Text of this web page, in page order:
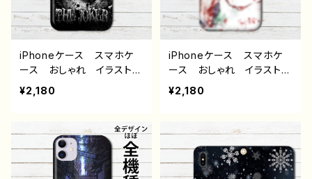
絵師 クリエイター タイト
ル：無垢と期待 作：栞音
F-5
師 オリジナル デザイ
ン グッズ タイトル：冥
花 作：nero
iPhoneケース スマホケ
ース おしゃれ イラスト
男性 かっこいい イケメ
ン クール エモい ロッ
デレ ホラー 高校生 男
子 iPhone17/16/15/14/1
3 AQUOS Xperia Go
oglepixel Android ア
¥2,180
iPhoneケース スマホケ
ース おしゃれ イラスト
男性 かっこいい イケメ
ン ロック クール ホラ
デレ iPhone15/14/13/12/
ooglepixel Android
アンドロイド ケース 個
¥2,180